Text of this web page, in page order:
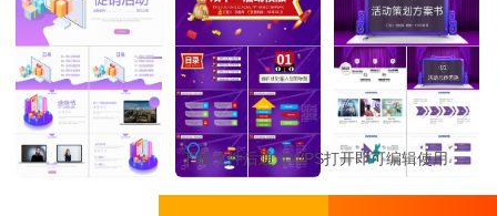
下载文件后通过WPS打开即可编辑使用